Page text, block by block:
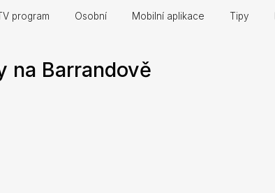
program Osobní Mobilní aplikace Tipy
na Barrandově